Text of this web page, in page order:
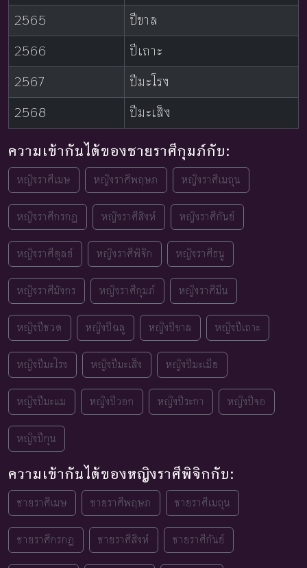
2565
ปีขาล
2566
ปีเถาะ
2567
ปีมะโรง
2568
ปีมะเส็ง
ความเข้ากันได้ของชายราศีกุมภ์กับ:
หญิงราศีเมษ หญิงราศีพฤษภ หญิงราศีเมถุน
หญิงราศีกรกฎ หญิงราศีสิงห์ หญิงราศีกันย์
หญิงราศีตุลย์ หญิงราศีพิจิก หญิงราศีธนู
หญิงราศีมังกร หญิงราศีกุมภ์ หญิงราศีมีน
หญิงปีชวด หญิงปีฉลู หญิงปีขาล หญิงปีเถาะ
หญิงปีมะโรง หญิงปีมะเส็ง หญิงปีมะเมีย
หญิงปีมะแม หญิงปีวอก หญิงปีระกา หญิงปีจอ
หญิงปีกุน
ความเข้ากันได้ของหญิงราศีพิจิกกับ:
ชายราศีเมษ ชายราศีพฤษภ ชายราศีเมถุน
ชายราศีกรกฎ ชายราศีสิงห์ ชายราศีกันย์